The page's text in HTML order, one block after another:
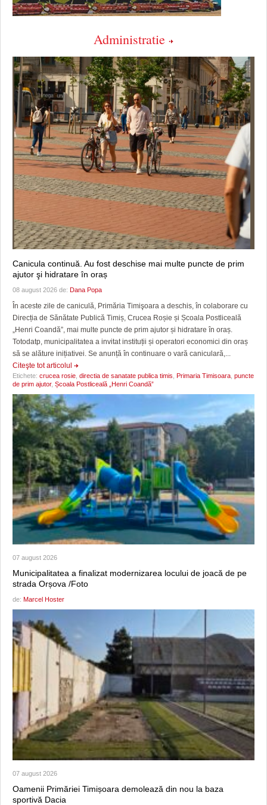
Administratie
Canicula continuă. Au fost deschise mai multe puncte de prim
ajutor şi hidratare în oraș
08 august 2026 de: Dana Popa
În aceste zile de caniculă, Primăria Timişoara a deschis, în colaborare cu
Direcția de Sănătate Publică Timiș, Crucea Roșie și Școala Postliceală
„Henri Coandă”, mai multe puncte de prim ajutor și hidratare în oraș.
Totodatp, municipalitatea a invitat instituții și operatori economici din oraș
să se alăture inițiativei. Se anunță în continuare o vară caniculară,...
Citeşte tot articolul
Etichete: crucea rosie directia de sanatate publica timis Primaria Timisoara puncte
de prim ajutor, Școala Postliceală „Henri Coandă”
07 august 2026
Municipalitatea a finalizat modernizarea locului de joacă de pe
strada Orșova /Foto
de: Marcel Hoster
07 august 2026
Oamenii Primăriei Timișoara demolează din nou la baza
sportivă Dacia